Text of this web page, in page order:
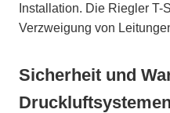
Installation. Die Riegler T-
Verzweigung von
Sicherheit und
Druckluftsystemen